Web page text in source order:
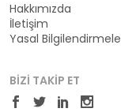
Hakkımızda
İletişim
Yasal
BIZI TAKIP ET